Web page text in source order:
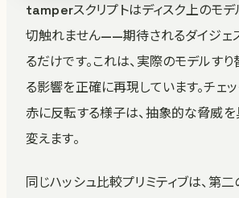
tamperスクリプトはディスク上のモデ
切触れません——期待されるダイジェ
るだけです。これは、実際のモデルす
る影響を正確に再現しています。チェ
赤に反転する様子は、抽象的な脅威
変えます。
同じハッシュ比較プリミティブは、第